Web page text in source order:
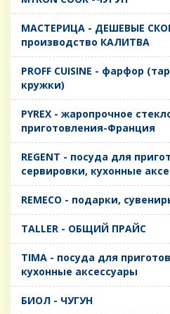
MАСТЕРИЦА - ДЕШЕВЫЕ
производство КАЛИТВА
PROFF CUISINE - фарфор
кружки)
PYREX - жаропрочное
приготовления-Франция
REGENT - посуда для
сервировки, кухонные
REMECO - подарки,
TALLER - ОБЩИЙ ПРАЙС
TIMA - посуда для
кухонные аксессуары
БИОЛ - ЧУГУН